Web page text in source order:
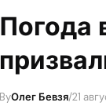
Погода
ByОлег Бевзя/21